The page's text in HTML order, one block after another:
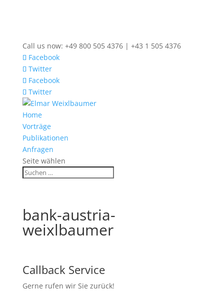
Call us now: +49 800 505 4376 | +43 1 505 4376
Facebook
Twitter
Facebook
Twitter
Home
Vorträge
Publikationen
Anfragen
Seite wählen
bank-austria-
weixlbaumer
Callback Service
Gerne rufen wir Sie zurück!